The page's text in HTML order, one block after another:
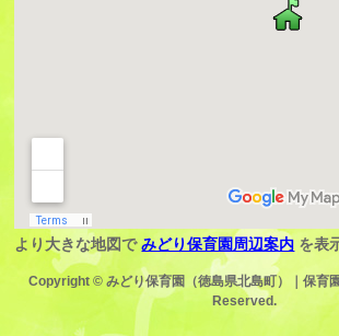
より大きな地図でみどり保育園周辺案内 を表
Copyright © みどり保育園（徳島県北島町）｜保育
Reserved.